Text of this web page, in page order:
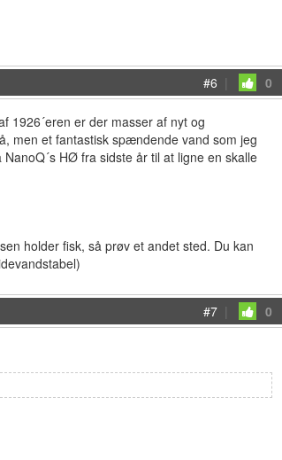
#6 | 0
1926´eren er der masser af nyt og
men et fantastisk spændende vand som jeg
HØ fra sidste år til at ligne en skalle
holder fisk, så prøv et andet sted. Du kan
#7 | 0